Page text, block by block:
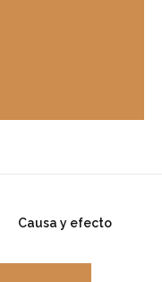
Causa y efecto